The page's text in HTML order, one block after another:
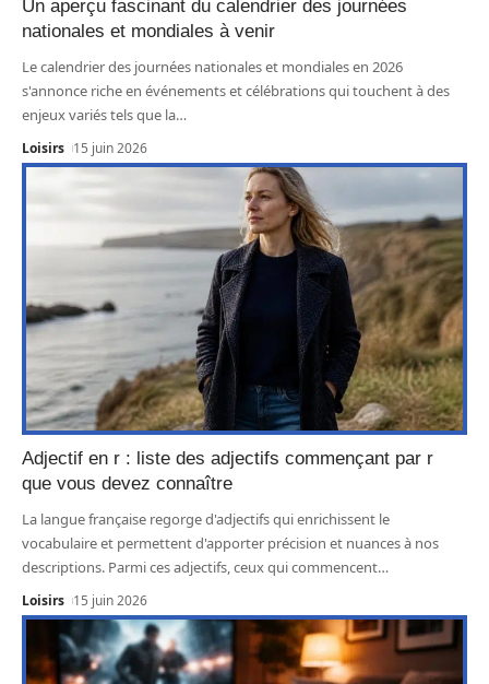
Un aperçu fascinant du calendrier des journées
nationales et mondiales à venir
Le calendrier des journées nationales et mondiales en 2026
s'annonce riche en événements et célébrations qui touchent à des
enjeux variés tels que la…
Loisirs 15 juin 2026
Adjectif en r : liste des adjectifs commençant par r
que vous devez connaître
La langue française regorge d'adjectifs qui enrichissent le
vocabulaire et permettent d'apporter précision et nuances à nos
descriptions. Parmi ces adjectifs, ceux qui commencent…
Loisirs 15 juin 2026